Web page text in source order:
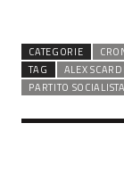
CATEGORIE
TAG
ALEX
PARTITO